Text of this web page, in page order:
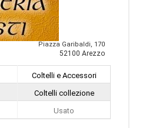
Piazza Garibaldi, 170
52100 Arezzo
Coltelli e Accessori
Coltelli collezione
Usato